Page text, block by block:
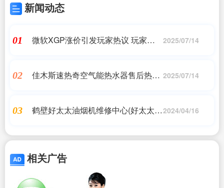
新闻动态
01
微软XGP涨价引发玩家热议 玩家：我 2025/07/14
02
佳木斯速热奇空气能热水器售后热线 2025/07/14
03
鹤壁好太太油烟机维修中心(好太太油2024/04/16
相关广告